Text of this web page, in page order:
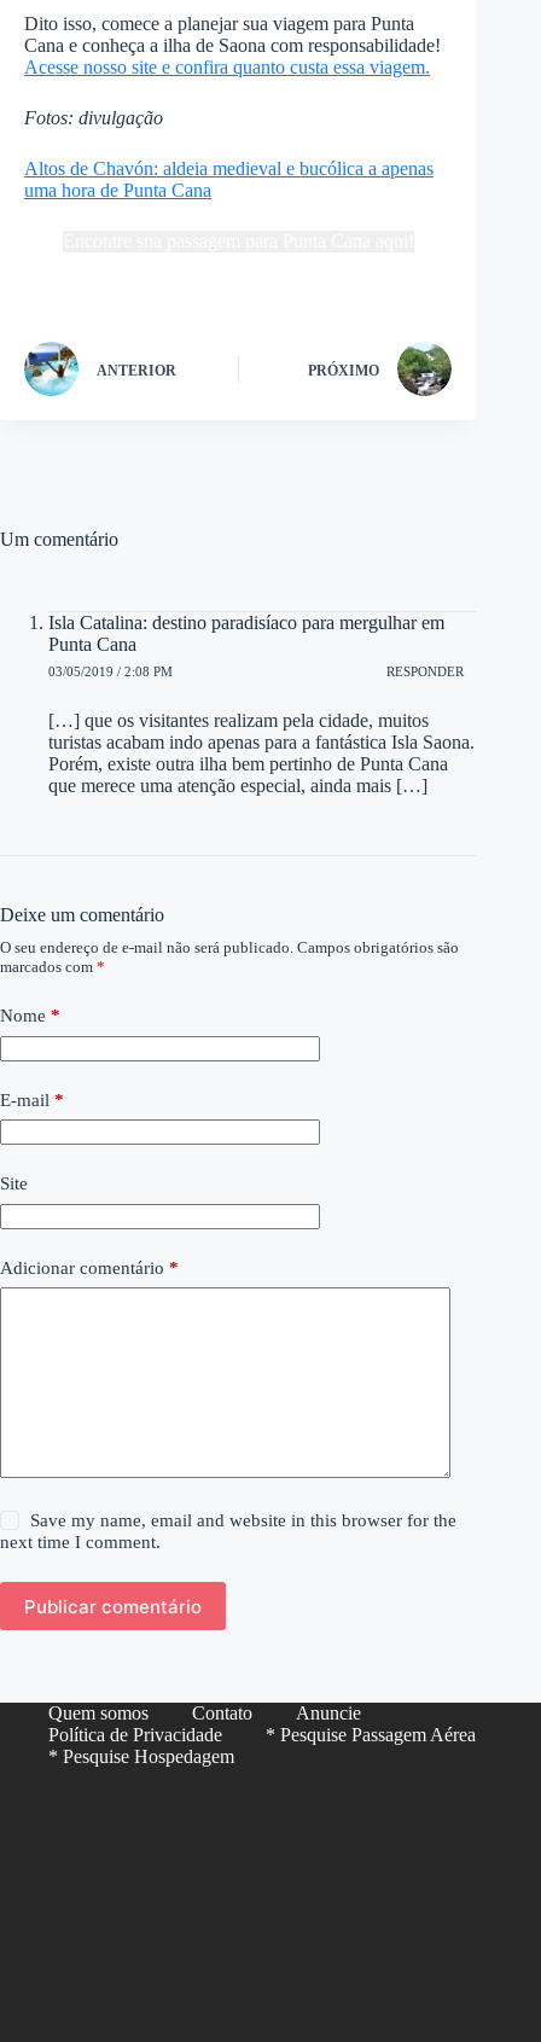
Dito isso, comece a planejar sua viagem para Punta
Cana e conheça a ilha de Saona com responsabilidade!
Acesse nosso site e confira quanto custa essa viagem.
Fotos: divulgação
Altos de Chavón: aldeia medieval e bucólica a apenas
uma hora de Punta Cana
ANTERIOR PRÓXIMO
Um comentário
Isla Catalina: destino paradisíaco para mergulhar em
Punta Cana
03/05/2019 / 2:08 PM RESPONDER
[…] que os visitantes realizam pela cidade, muitos
turistas acabam indo apenas para a fantástica Isla Saona.
Porém, existe outra ilha bem pertinho de Punta Cana
que merece uma atenção especial, ainda mais […]
Deixe um comentário
O seu endereço de e-mail não será publicado. Campos obrigatórios são
marcados com *
Nome *
E-mail *
Site
Adicionar comentário *
Save my name, email and website in this browser for the
next time I comment.
Publicar comentário
Quem somos Contato
Anuncie
Política de Privacidade
* Pesquise Passagem Aérea
* Pesquise Hospedagem